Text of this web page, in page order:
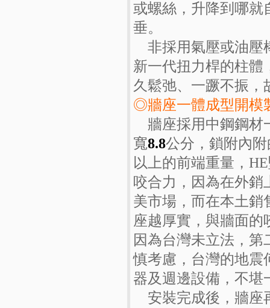
或螺絲，升降到哪就
垂。
非採用氣壓或油壓
新一代扭力桿的柱體
久鬆弛、一蹶不振，
◎牆座一體成型開模
牆座採用中鋼鋼材
寬8.8公分，鎖附內
以上的前端重量，
咬合力，因為在外銷
美市場，而在本土銷
座越厚實，與牆面
因為台灣未立法，
慎考慮，台灣的地震
器及週邊設備，不堪
安裝完成後，牆座